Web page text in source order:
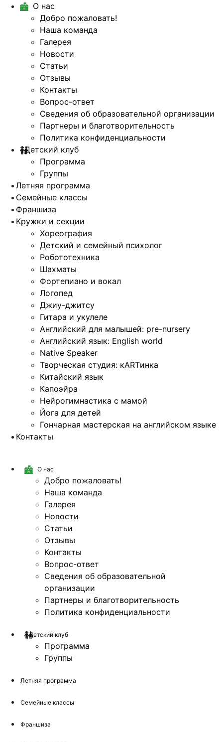
О нас
Добро пожаловать!
Наша команда
Галерея
Новости
Статьи
Отзывы
Контакты
Вопрос-ответ
Сведения об образовательной организации
Партнеры и благотворительность
Политика конфиденциальности
Детский клуб
Программа
Группы
Летняя программа
Семейные классы
Франшиза
Кружки и секции
Хореография
Детский и семейный психолог
Робототехника
Шахматы
Фортепиано и вокал
Логопед
Джиу-джитсу
Гитара и укулеле
Английский для малышей: pre-nursery
Английский язык: English world
Native Speaker
Творческая студия: кARTинка
Китайский язык
Капоэйра
Нейрогимнастика с мамой
Йога для детей
Гончарная мастерская на английском языке
Контакты
О нас
Добро пожаловать!
Наша команда
Галерея
Новости
Статьи
Отзывы
Контакты
Вопрос-ответ
Сведения об образовательной
организации
Партнеры и благотворительность
Политика конфиденциальности
Детский клуб
Программа
Группы
Летняя программа
Семейные классы
Франшиза